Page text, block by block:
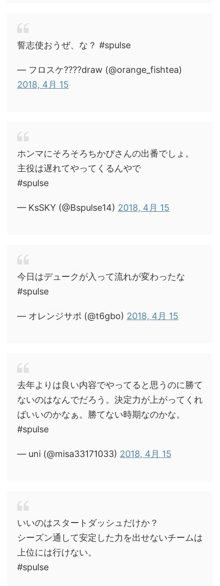
誓志使おうぜ、な？ #spulse
— フロスケ????draw (@orange_fishtea)
2018, 4月 15
ホンマにそろそろちかぴさんの出番でしょ。
主役は遅れてやってくるんやで
#spulse
— KsSKY (@Bspulse14) 2018, 4月 15
今日はデュークが入って流れが変わったな
#spulse
— オレンジサポ (@t6gbo) 2018, 4月 15
去年よりは良い内容でやってると思うのに勝て
ないのはなんでだろう。決定力が上がってくれ
ばいいのかなぁ。勝てない時期なのかな。
#spulse
— uni (@misa33171033) 2018, 4月 15
いいのはスタートダッシュだけか？
シーズン通して安定した力を出せないチームは
上位には行けない。
#spulse